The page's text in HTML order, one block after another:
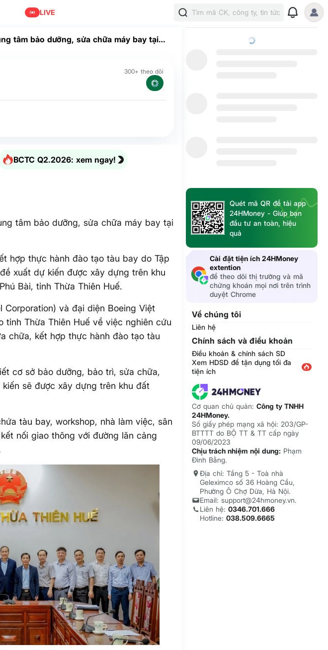
LIVE Tìm mã CK, công ty, tin tức
tâm bảo dưỡng, sửa chữa máy bay tại
300+ theo dõi
BCTC Q2.2026: xem ngay!
tâm bảo dưỡng, sửa chữa máy bay tại
hợp thực hành đào tạo tàu bay do Tập
xuất dự kiến được xây dựng trên khu
Bài, tỉnh Thừa Thiên Huế.
Corporation) và đại diện Boeing Việt
tỉnh Thừa Thiên Huế về việc nghiên cứu
chữa, kết hợp thực hành đào tạo tàu
cơ sở bảo dưỡng, bảo trì, sửa chữa,
sẽ được xây dựng trên khu đất
tàu bay, workshop, nhà làm việc, sân
nối giao thông với đường lăn cảng
Quét mã QR để tải app
24HMoney - Giúp bạn
đầu tư an toàn, hiệu
quả
Cài đặt tiện ích 24HMoney
extention
để theo dõi thị trường và mã
chứng khoán mọi nơi trên trình
duyệt Chrome
Về chúng tôi
Liên hệ
Chính sách và điều khoản
Điều khoản & chính sách SD
Xem HDSD để tận dụng tối đa
tiện ích
Cơ quan chủ quản:Công ty TNHH
24HMoney.
Số giấy phép mạng xã hội: 203/GP-
BTTTT do BỘ TT & TT cấp ngày
09/06/2023
Chịu trách nhiệm nội dung: Phạm
Đình Bằng.
Địa chỉ: Tầng 5 - Toà nhà
Geleximco số 36 Hoàng Cầu,
Phường Ô Chợ Dừa, Hà Nội.
Email: support@24hmoney.vn.
Liên hệ:0346.701.666
Hotline:038.509.6665